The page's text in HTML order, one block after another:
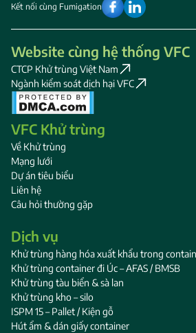
Kết nối cùng Fumigation
Website cùng hệ thống VFC
CTCP Khử trùng Việt Nam
Ngành kiểm soát dịch hại VFC
VFC Khử trùng
Về Khử trùng
Mạng lưới
Dự án tiêu biểu
Liên hệ
Câu hỏi thường gặp
Dịch vụ
Khử trùng hàng hóa xuất khẩu trong
Khử trùng container đi Úc – AFAS / BMSB
Khử trùng tàu biển & sà lan
Khử trùng kho – silo
ISPM 15 – Pallet / Kiện gỗ
Hút ẩm & dán giấy container